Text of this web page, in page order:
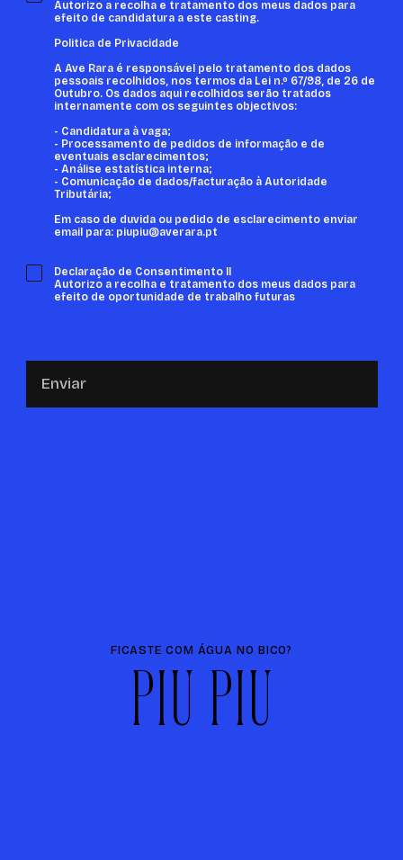
Autorizo a recolha e tratamento dos meus dados para
efeito de candidatura a este casting.
Politica de Privacidade
A Ave Rara é responsável pelo tratamento dos dados
pessoais recolhidos, nos termos da Lei n.º 67/98, de 26 de
Outubro. Os dados aqui recolhidos serão tratados
internamente com os seguintes objectivos:
- Candidatura à vaga;
- Processamento de pedidos de informação e de
eventuais esclarecimentos;
- Análise estatística interna;
- Comunicação de dados/facturação à Autoridade
Tributária;
Em caso de duvida ou pedido de esclarecimento enviar
email para: piupiu@averara.pt
Declaração de Consentimento II
Autorizo a recolha e tratamento dos meus dados para
efeito de oportunidade de trabalho futuras
Enviar
FICASTE COM ÁGUA NO BICO?
PIUPIU